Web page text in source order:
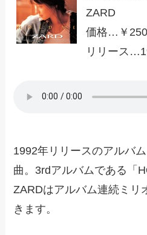
ZARD
価格…￥250
リリース
1992年リリースのアルバ
曲。3rdアルバムである「
ZARDはアルバム連続ミリ
きます。